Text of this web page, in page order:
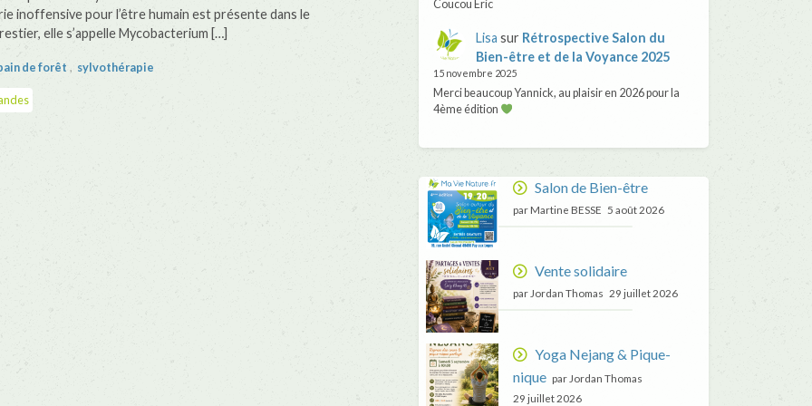
inoffensive pour l’être humain est présente dans le
elle s’appelle Mycobacterium […]
de forêt , sylvothérapie
Coucou Eric
Lisa sur Rétrospective Salon du
Bien-être et de la Voyance 2025
15 novembre 2025
Merci beaucoup Yannick, au plaisir en 2026 pour la
4ème édition
Salon de Bien-être
par Martine BESSE 5 août 2026
Vente solidaire
par Jordan Thomas 29 juillet 2026
Yoga Nejang & Pique-
nique par Jordan Thomas
29 juillet 2026